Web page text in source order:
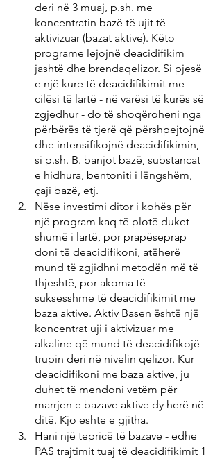
deri në 3 muaj, p.sh. me
koncentratin bazë të ujit të
aktivizuar (bazat aktive). Këto
programe lejojnë deacidifikim
jashtë dhe brendaqelizor. Si pjesë
e një kure të deacidifikimit me
cilësi të lartë - në varësi të kurës së
zgjedhur - do të shoqëroheni nga
përbërës të tjerë që përshpejtojnë
dhe intensifikojnë deacidifikimin,
si p.sh. B. banjot bazë, substancat
e hidhura, bentoniti i lëngshëm,
çaji bazë, etj.
Nëse investimi ditor i kohës për
një program kaq të plotë duket
shumë i lartë, por prapëseprap
doni të deacidifikoni, atëherë
mund të zgjidhni metodën më të
thjeshtë, por akoma të
suksesshme të deacidifikimit me
baza aktive. Aktiv Basen është një
koncentrat uji i aktivizuar me
alkaline që mund të deacidifikojë
trupin deri në nivelin qelizor. Kur
deacidifikoni me baza aktive, ju
duhet të mendoni vetëm për
marrjen e bazave aktive dy herë në
ditë. Kjo eshte e gjitha.
Hani një tepricë të bazave - edhe
PAS trajtimit tuaj të deacidifikimit 1